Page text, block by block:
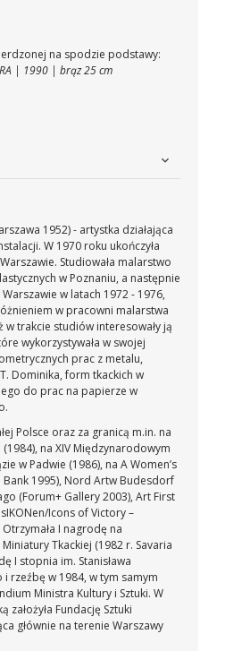
na spodzie podstawy:
| 1990 | brąz 25 cm
1952) - artystka działająca
W 1970 roku ukończyła
Studiowała malarstwo
w Poznaniu, a następnie
w latach 1972 - 1976,
w pracowni malarstwa
w trakcie studiów interesowały ją
wykorzystywała w swojej
prac z metalu,
Dominika, form tkackich w
do prac na papierze w
Polsce oraz za granicą m.in. na
(1984), na XIV Międzynarodowym
w Padwie (1986), na A Women’s
1995), Nord Artw Budesdorf
(Forum+ Gallery 2003), Art First
Icons of Victory –
I nagrodę na
Tkackiej (1982 r. Savaria
I stopnia im. Stanisława
rzeźbę w 1984, w tym samym
Ministra Kultury i Sztuki. W
założyła Fundację Sztuki
głównie na terenie Warszawy